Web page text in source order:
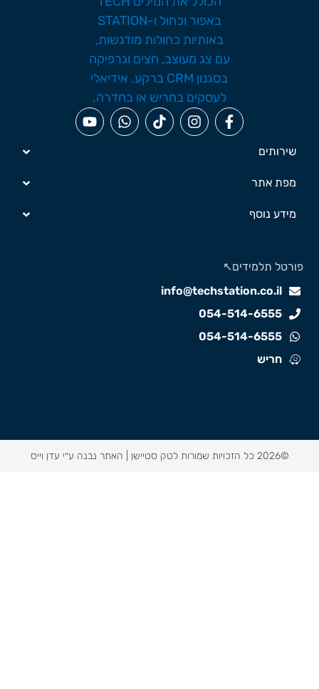
שירותים
מפת אתר
מידע נוסף
info@techstation.co.il
054-514-6555
054-514-6555
חריש
תלמידים↖️
האתר נבנה ע״י עדן וייס